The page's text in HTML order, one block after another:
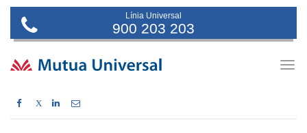
Línia Universal
900 203 203
X